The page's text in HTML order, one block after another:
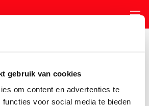
gebruik van cookies
om content en advertenties te
functies voor social media te bieden
Koken & Wonen